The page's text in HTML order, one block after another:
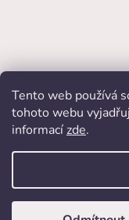
Tento web používá
tohoto webu
informací zde.
Přijímáme